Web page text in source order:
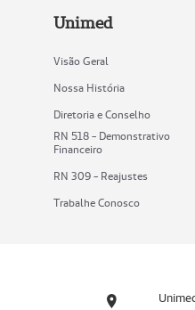
Unimed
Visão Geral
Nossa História
Diretoria e Conselho
RN 518 - Demonstrativo
Financeiro
RN 309 - Reajustes
Trabalhe Conosco